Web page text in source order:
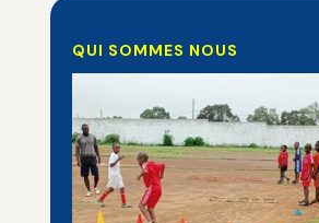
QUI SOMMES NOUS